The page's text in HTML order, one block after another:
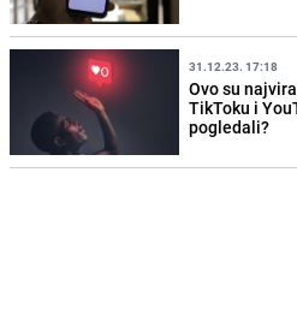
31.12.23. 17:18
Ovo su
TikToku i
pogledali?